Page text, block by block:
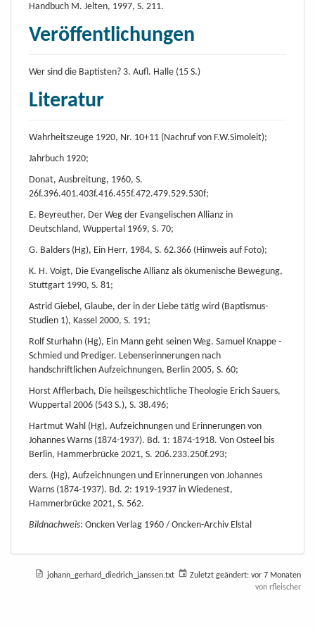
Handbuch M. Jelten, 1997, S. 211.
Veröffentlichungen
Wer sind die Baptisten? 3. Aufl. Halle (15 S.)
Literatur
Wahrheitszeuge 1920, Nr. 10+11 (Nachruf von F.W.Simoleit);
Jahrbuch 1920;
Donat, Ausbreitung, 1960, S.
26f.396.401.403f.416.455f.472.479.529.530f;
E. Beyreuther, Der Weg der Evangelischen Allianz in
Deutschland, Wuppertal 1969, S. 70;
G. Balders (Hg), Ein Herr, 1984, S. 62.366 (Hinweis auf Foto);
K. H. Voigt, Die Evangelische Allianz als ökumenische Bewegung,
Stuttgart 1990, S. 81;
Astrid Giebel, Glaube, der in der Liebe tätig wird (Baptismus-
Studien 1), Kassel 2000, S. 191;
Rolf Sturhahn (Hg), Ein Mann geht seinen Weg. Samuel Knappe -
Schmied und Prediger. Lebenserinnerungen nach
handschriftlichen Aufzeichnungen, Berlin 2005, S. 60;
Horst Afflerbach, Die heilsgeschichtliche Theologie Erich Sauers,
Wuppertal 2006 (543 S.), S. 38.496;
Hartmut Wahl (Hg), Aufzeichnungen und Erinnerungen von
Johannes Warns (1874-1937). Bd. 1: 1874-1918. Von Osteel bis
Berlin, Hammerbrücke 2021, S. 206.233.250f.293;
ders. (Hg), Aufzeichnungen und Erinnerungen von Johannes
Warns (1874-1937). Bd. 2: 1919-1937 in Wiedenest,
Hammerbrücke 2021, S. 562.
Bildnachweis: Oncken Verlag 1960 / Oncken-Archiv Elstal
johann_gerhard_diedrich_janssen.txt Zuletzt geändert: vor 7 Monaten
von rfleischer